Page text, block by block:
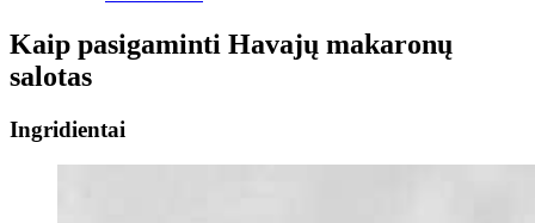
Kaip pasigaminti Havajų makaronų
salotas
Ingridientai